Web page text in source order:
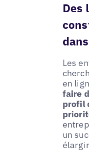
Des
Les
en
faire
profil
un